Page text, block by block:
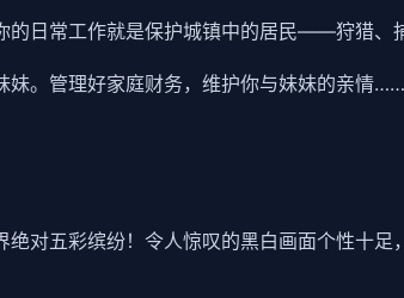
的日常工作就是保护城镇中的居民——狩猎、
。管理好家庭财务，维护你与妹妹的亲情
对五彩缤纷！令人惊叹的黑白画面个性十足